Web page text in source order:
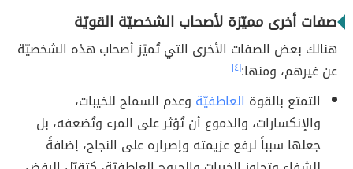
صفات أخرى مميّزة لأصحاب الشخصيّة القويّة
هنالك بعض الصفات الأخرى التي تُميّز أصحاب هذه الشخصيّة
عن غيرهم، ومنها:[٤]
التمتع بالقوة العاطفيّة وعدم السماح للخيبات،
والإنكسارات، والدموع أن تُؤثر على المرء وتُضعفه، بل
جعلها سبباً لرفع عزيمته وإصراره على النجاح، إضافةً